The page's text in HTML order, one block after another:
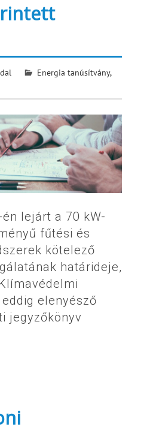
Energia tanúsítvány,
lejárt a 70 kW-
fűtési és
kötelező
határideje,
elenyésző
jegyzőkönyv